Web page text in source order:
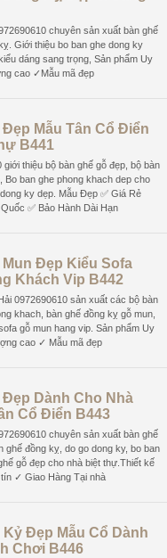
chuyên sản xuất bàn ghế
Giới thiệu bo ban ghe dong ky
dáng sang trọng, Sản phẩm Uy
cao ✓Mẫu mã đẹp
Đẹp Mẫu Tân Cổ Điển
B441
giới thiệu bộ bàn ghế gỗ đẹp, bộ bàn
Bo ban ghe phong khach dep cho
ky dẹp. Mẫu Đẹp ✅ Giá Rẻ
✅ Bảo Hành Dài Hạn
Mun Đẹp Kiểu Sofa
Khách Vip B442
0972690610 sản xuất các bộ bàn
khach, bàn ghế đồng kỵ gỗ mun,
gỗ mun hang vip. Sản phẩm Uy
cao ✓ Mẫu mã đẹp
Đẹp Dành Cho Nhà
Cổ Điển B443
chuyên sản xuất bàn ghế
ghế đồng kỵ, do go dong ky, bo ban
gỗ đẹp cho nhà biệt thự.Thiết kế
✓ Giao Hàng Tại nhà
Đẹp Mẫu Cổ Dành
Chơi B446